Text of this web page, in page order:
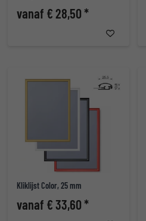
vanaf € 28,50 *
Kliklijst Color, 25 mm
vanaf € 33,60 *